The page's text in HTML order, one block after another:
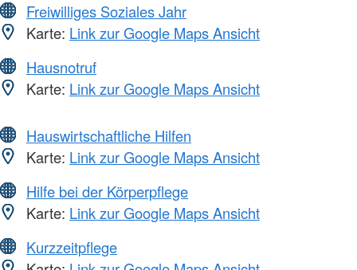
Freiwilliges Soziales Jahr
Karte: Link zur Google Maps Ansicht
Hausnotruf
Karte: Link zur Google Maps Ansicht
Hauswirtschaftliche Hilfen
Karte: Link zur Google Maps Ansicht
Hilfe bei der Körperpflege
Karte: Link zur Google Maps Ansicht
Kurzzeitpflege